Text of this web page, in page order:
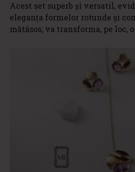
Acest set superb și versatil,
eleganța formelor rotunde și
mătăsos, va transforma, pe loc,